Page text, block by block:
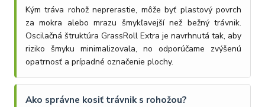
Kým tráva rohož neprerastie, môže byť plastový povrch
za mokra alebo mrazu šmykľavejší než bežný trávnik.
Oscilačná štruktúra GrassRoll Extra je navrhnutá tak, aby
riziko šmyku minimalizovala, no odporúčame zvýšenú
opatrnosť a prípadné označenie plochy.
Ako správne kosiť trávnik s rohožou?